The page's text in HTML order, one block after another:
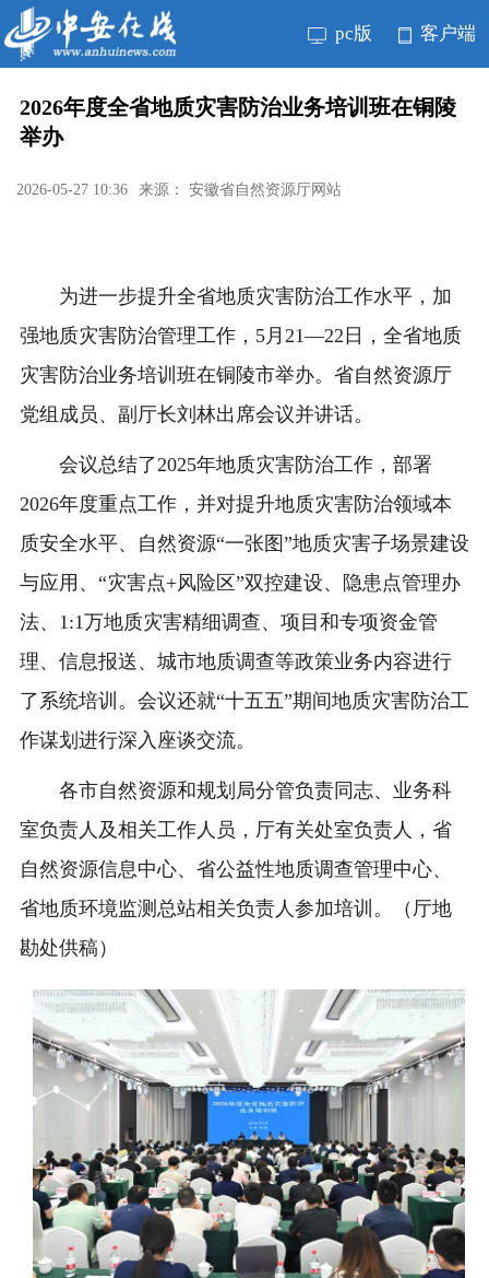
pc版 客户端
2026年度全省地质灾害防治业务培训班在铜陵
举办
2026-05-27 10:36 来源： 安徽省自然资源厅网站
为进一步提升全省地质灾害防治工作水平，加
强地质灾害防治管理工作，5月21—22日，全省地质
灾害防治业务培训班在铜陵市举办。省自然资源厅
党组成员、副厅长刘林出席会议并讲话。
会议总结了2025年地质灾害防治工作，部署
2026年度重点工作，并对提升地质灾害防治领域本
质安全水平、自然资源“一张图”地质灾害子场景建设
与应用、“灾害点+风险区”双控建设、隐患点管理办
法、1:1万地质灾害精细调查、项目和专项资金管
理、信息报送、城市地质调查等政策业务内容进行
了系统培训。会议还就“十五五”期间地质灾害防治工
作谋划进行深入座谈交流。
各市自然资源和规划局分管负责同志、业务科
室负责人及相关工作人员，厅有关处室负责人，省
自然资源信息中心、省公益性地质调查管理中心、
省地质环境监测总站相关负责人参加培训。（厅地
勘处供稿）